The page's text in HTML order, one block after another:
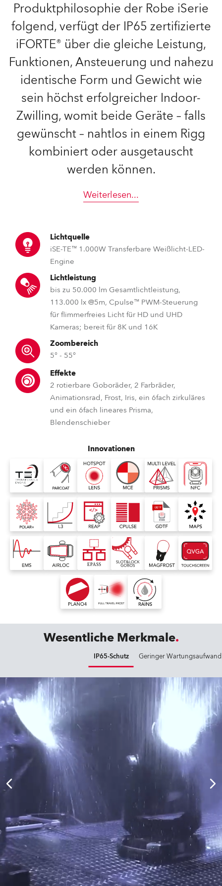
Produktphilosophie der Robe iSerie
folgend, verfügt der IP65 zertifizierte
iFORTE® über die gleiche Leistung,
Funktionen, Ansteuerung und nahezu
identische Form und Gewicht wie
sein höchst erfolgreicher Indoor-
Zwilling, womit beide Geräte – falls
gewünscht – nahtlos in einem Rigg
kombiniert oder ausgetauscht
werden können.
Weiterlesen...
Lichtquelle
iSE-TE™ 1.000W Transferbare Weißlicht-LED-
Engine
Lichtleistung
bis zu 50.000 lm Gesamtlichtleistung,
113.000 lx @5m, Cpulse™ PWM-Steuerung
für flimmerfreies Licht für HD und UHD
Kameras; bereit für 8K und 16K
Zoombereich
5° - 55°
Effekte
2 rotierbare Goboräder, 2 Farbräder,
Animationsrad, Frost, Iris, ein 6fach zirkuläres
und ein 6fach lineares Prisma,
Blendenschieber
Innovationen
Wesentliche Merkmale
IP65-Schutz Geringer Wartungsaufwand